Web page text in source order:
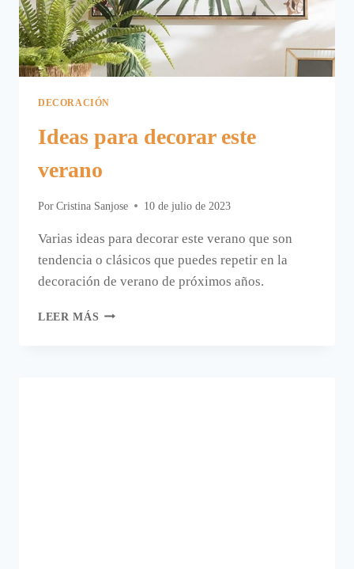
DECORACIÓN
Ideas para decorar este
verano
Por Cristina Sanjose 10 de julio de 2023
Varias ideas para decorar este verano que son
tendencia o clásicos que puedes repetir en la
decoración de verano de próximos años.
LEER MÁS IDEAS